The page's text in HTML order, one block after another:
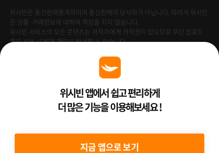
위시빈은 통신판매중개자이며 통신판매의 당사자가 아닙니다. 따라서 위시빈
은 상품·거래정보에 대하여 책임을 지지 않습니다.
위시빈 서비스의 모든 콘텐츠는 저작자에게 저작권이 있으므로 무단 업로드
혹은 사용 시 법적 책임이 발생할 수 있습니다.
Venture Enterprise위시빈 앱에서 쉽고 편리하게
더 많은 기능을 이용해보세요 !
지금 앱으로 보기